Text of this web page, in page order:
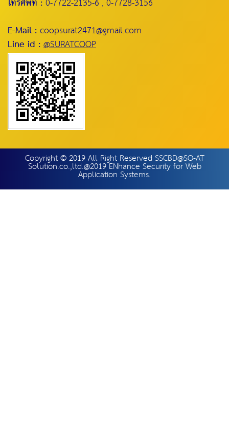
โทรศัพท์ :0-7722-2135-6 , 0-7728-3156
E-Mail :coopsurat2471@gmail.com
Line id :@SURATCOOP
Copyright © 2019 All Right Reserved SSCBD@SO-AT
Solution.co.,ltd.@2019 ENhance Security for Web
Application Systems.